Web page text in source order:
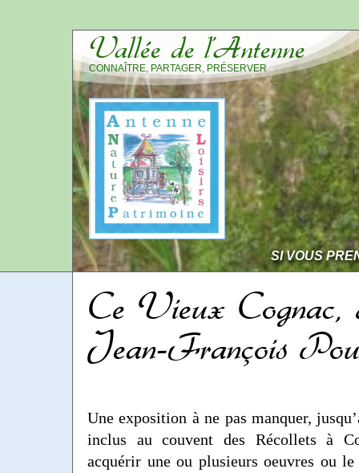
Vallée de l’Antenne
CONNAÎTRE, PARTAGER, PRÉSERVER
SI VOUS
Ce Vieux Cognac,
Jean-François
Une exposition à ne pas manquer,
inclus au couvent des Récollets à
acquérir une ou plusieurs oeuvres ou